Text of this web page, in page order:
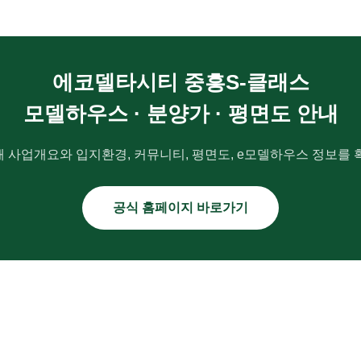
에코델타시티 중흥S-클래스
모델하우스 · 분양가 · 평면도 안내
사업개요와 입지환경, 커뮤니티, 평면도, e모델하우스 정보를
공식 홈페이지 바로가기